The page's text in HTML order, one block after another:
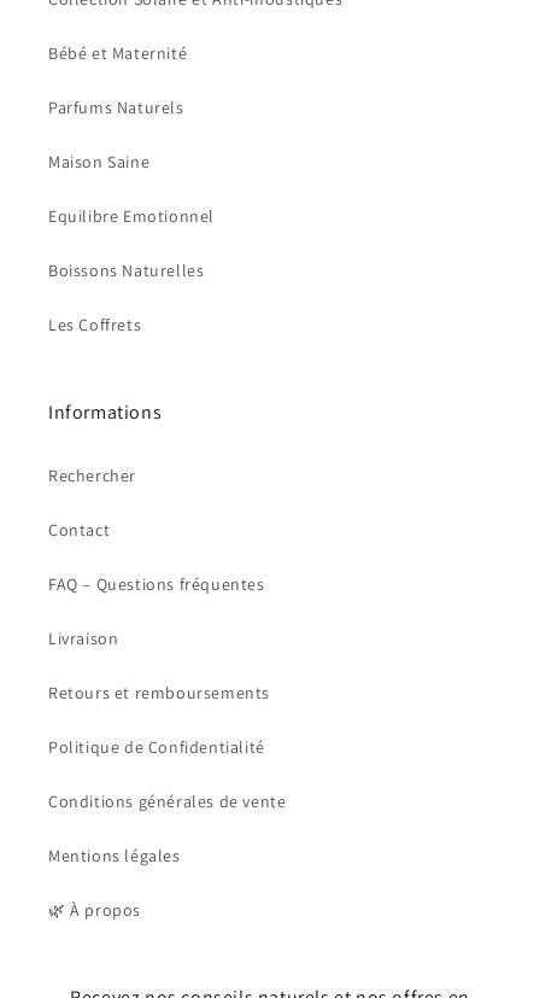
Bébé et Maternité
Parfums Naturels
Maison Saine
Equilibre Emotionnel
Boissons Naturelles
Les Coffrets
Informations
Rechercher
Contact
FAQ – Questions fréquentes
Livraison
Retours et remboursements
Politique de Confidentialité
Conditions générales de vente
Mentions légales
🌿 À propos